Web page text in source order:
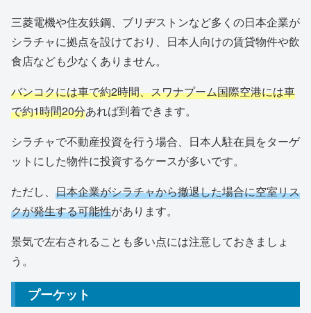
三菱電機や住友鉄鋼、ブリヂストンなど多くの日本企業が
シラチャに拠点を設けており、日本人向けの賃貸物件や飲
食店なども少なくありません。
バンコクには車で約2時間、スワナプーム国際空港には車
で約1時間20分あれば到着できます。
シラチャで不動産投資を行う場合、日本人駐在員をターゲ
ットにした物件に投資するケースが多いです。
ただし、 日本企業がシラチャから撤退した場合に空室リス
クが発生する可能性があります。
景気で左右されることも多い点には注意しておきましょ
う。
プーケット